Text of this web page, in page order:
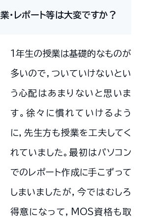
・レポート等は大変ですか？
1年生の授業は基礎的なものが
多いので，ついていけないとい
う心配はあまりないと思いま
す。徐々に慣れていけるよう
に，先生方も授業を工夫してく
れていました。最初はパソコン
でのレポート作成に手こずって
しまいましたが，今ではむしろ
得意になって，MOS資格も取